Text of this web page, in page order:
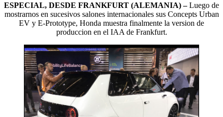
ESPECIAL, DESDE FRANKFURT (ALEMANIA) –Luego de
mostrarnos en sucesivos salones internacionales sus Concepts Urban
EV y E-Prototype, Honda muestra finalmente la version de
produccion en el IAA de Frankfurt.